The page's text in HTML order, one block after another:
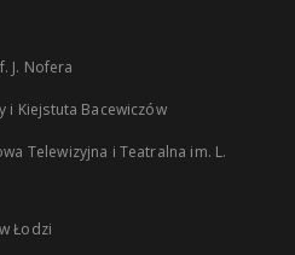
J. Nofera
i Kiejstuta Bacewiczów
Telewizyjna i Teatralna im. L.
Łodzi